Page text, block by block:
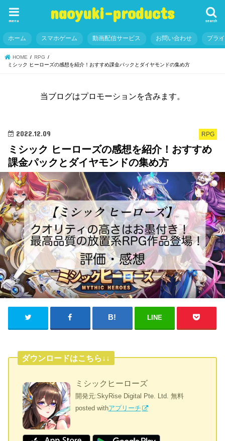
naoyuki-products search
menu
ホーム スマホゲーム 動画配信サービス お問い合わせ プラ
HOME
RPG
ミシック ヒーローズの感想を紹介！おすすめ課金パックとダイヤモンドの集め方
当ブログはプロモーションを含みます。
RPG
2022.12.09
ミシック ヒーローズの感想を紹介！おすすめ
課金パックとダイヤモンドの集め方
LINE
ダウンロードはこちら↓↓
ミシックヒーローズ
開発元:SkyRise Digital Pte. Ltd. 無料
posted withアプリーチ